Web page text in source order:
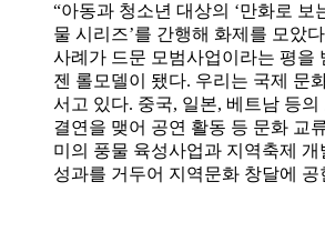
“아동과 청소년 대상의 ‘만화로 보
물 시리즈’를 간행해 화제를 모았
사례가 드문 모범사업이라는 평을
젠 롤모델이 됐다. 우리는 국제 문
서고 있다. 중국, 일본, 베트남 등의
결연을 맺어 공연 활동 등 문화 교
미의 풍물 육성사업과 지역축제 개
성과를 거두어 지역문화 창달에 공